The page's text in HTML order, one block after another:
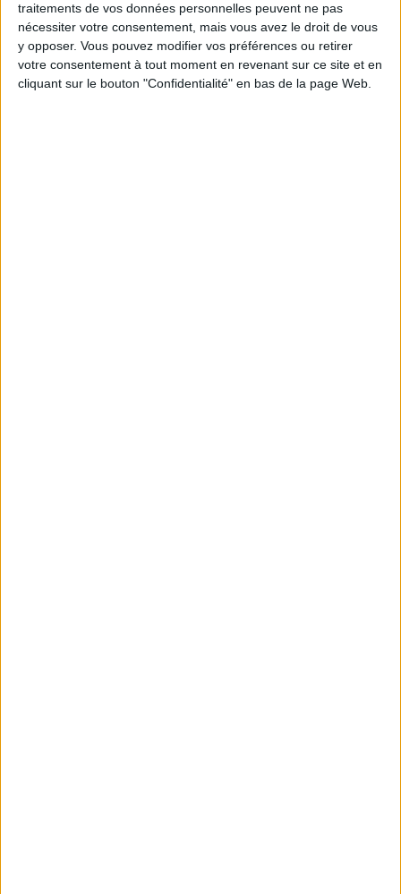
traitements de vos données personnelles peuvent ne pas
nécessiter votre consentement, mais vous avez le droit de vous
y opposer. Vous pouvez modifier vos préférences ou retirer
votre consentement à tout moment en revenant sur ce site et en
cliquant sur le bouton "Confidentialité" en bas de la page Web.
ADOPT PARFUMS IS REVOLUTIONIZING AFFORDABLE MADE-IN-FRANCE
FRAGRANCES